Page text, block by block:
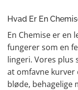
Hvad Er En
En Chemise er en
fungerer som en
lingeri. Vores plus
at omfavne kurver
bløde, behagelige